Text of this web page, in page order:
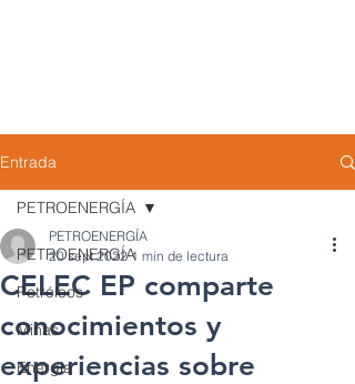
Entrada
PETROENERGÍA
Petróleos
Minas
Energía
PETROENERGÍA
CELEC EP comparte
conocimientos y
experiencias sobre
PETROENERGÍA
20 sept 2022 1 min de lectura